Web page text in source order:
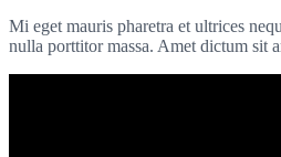
Mi eget mauris pharetra et ultrices
nulla porttitor massa. Amet dictum sit